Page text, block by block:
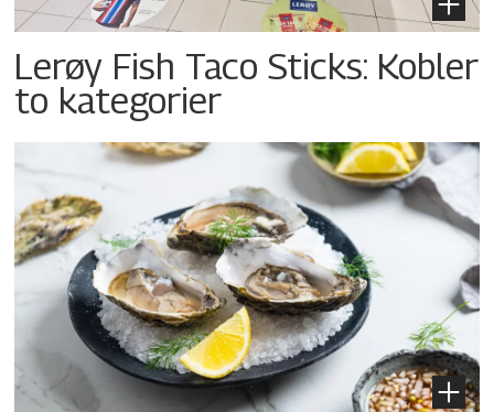
Lerøy Fish Taco Sticks: Kobler
to kategorier